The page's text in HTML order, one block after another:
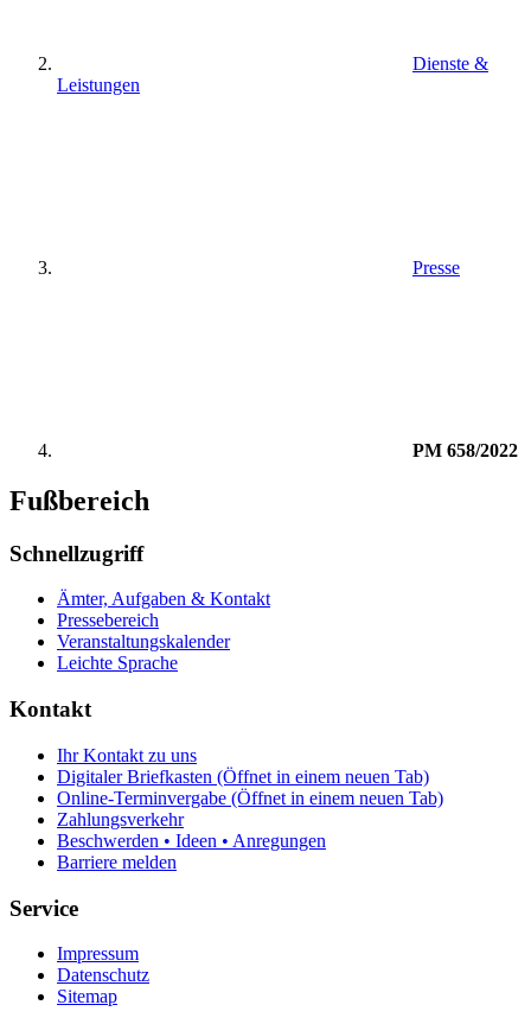
Dienste &
Leistungen
Presse
PM 658/2022
Fußbereich
Schnellzugriff
Ämter, Aufgaben & Kontakt
Pressebereich
Veranstaltungskalender
Leichte Sprache
Kontakt
Ihr Kontakt zu uns
Digitaler Briefkasten (Öffnet in einem neuen Tab)
Online-Terminvergabe (Öffnet in einem neuen Tab)
Zahlungsverkehr
Beschwerden • Ideen • Anregungen
Barriere melden
Service
Impressum
Datenschutz
Sitemap